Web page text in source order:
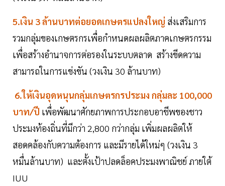
5.เงิน 3 ล้านบาทต่อยอดเกษตรแปลงใหญ่ ส่งเสริมการ
รวมกลุ่มของเกษตรกรเพื่อกำหนดผลผลิตภาคเกษตรกรรม
เพื่อสร้างอำนาจการต่อรองในระบบตลาด สร้างขีดความ
สามารถในการแข่งขัน (วงเงิน 30 ล้านบาท)
6.ให้เงินอุดหนุนกลุ่มเกษตรกรประมง กลุ่มละ 100,000
บาท/ปี เพื่อพัฒนาศักยภาพการประกอบอาชีพของชาว
ประมงท้องถิ่นที่มีกว่า 2,800 กว่ากลุ่ม เพิ่มผลผลิตให้
สอดคล้องกับความต้องการ และมีรายได้ใหม่ๆ (วงเงิน 3
หมื่นล้านบาท) และตั้งเป้าปลดล็อคประมงพาณิชย์ ภายใต้
IUU